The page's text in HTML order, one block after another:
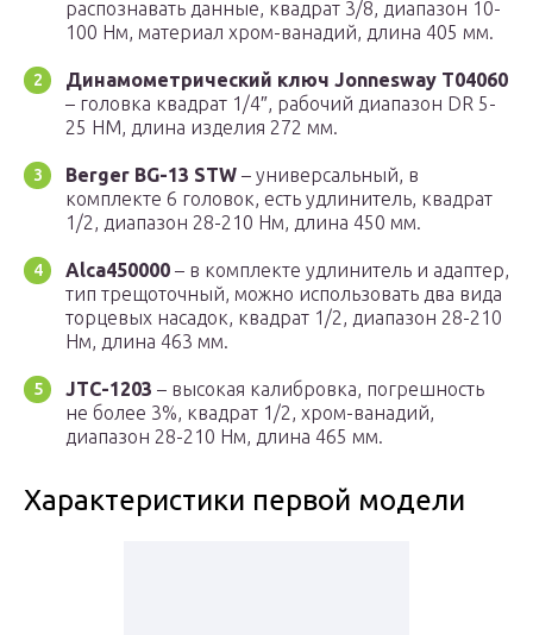
распознавать данные, квадрат 3/8, диапазон 10-
100 Нм, материал хром-ванадий, длина 405 мм.
Динамометрический ключ Jonnesway T04060
– головка квадрат 1/4″, рабочий диапазон DR 5-
25 НМ, длина изделия 272 мм.
Berger BG-13 STW – универсальный, в
комплекте 6 головок, есть удлинитель, квадрат
1/2, диапазон 28-210 Нм, длина 450 мм.
Alca450000 – в комплекте удлинитель и адаптер,
тип трещоточный, можно использовать два вида
торцевых насадок, квадрат 1/2, диапазон 28-210
Нм, длина 463 мм.
JTC-1203 – высокая калибровка, погрешность
не более 3%, квадрат 1/2, хром-ванадий,
диапазон 28-210 Нм, длина 465 мм.
Характеристики первой модели